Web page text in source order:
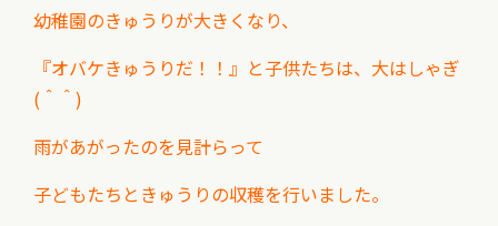
幼稚園のきゅうりが大きくなり、
『オバケきゅうりだ！！』 と子供たちは、大はしゃぎ
(＾＾)
雨があがったのを見計らって
子どもたちときゅうりの収穫を行いました。